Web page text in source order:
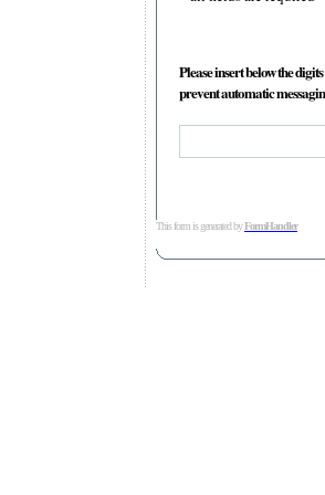
Please insert below the
prevent automatic
This form is generated byFormHandler